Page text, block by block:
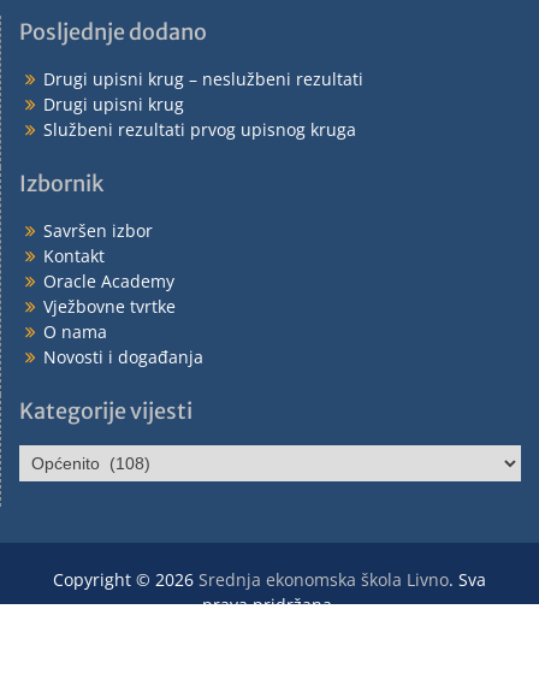
Posljednje dodano
Drugi upisni krug – neslužbeni rezultati
Drugi upisni krug
Službeni rezultati prvog upisnog kruga
Izbornik
Savršen izbor
Kontakt
Oracle Academy
Vježbovne tvrtke
O nama
Novosti i događanja
Kategorije vijesti
Copyright © 2026 Srednja ekonomska škola Livno. Sva
prava pridržana.